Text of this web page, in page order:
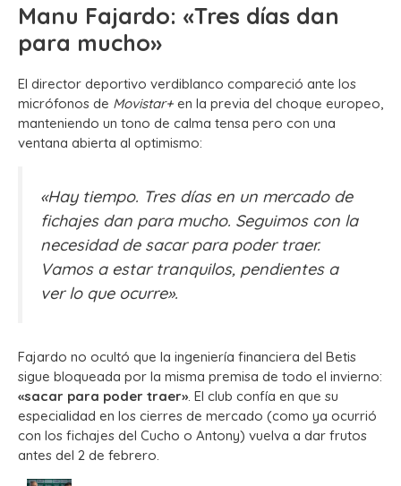
Manu Fajardo: «Tres días dan
para mucho»
El director deportivo verdiblanco compareció ante los
micrófonos de Movistar+ en la previa del choque europeo,
manteniendo un tono de calma tensa pero con una
ventana abierta al optimismo:
«Hay tiempo. Tres días en un mercado de
fichajes dan para mucho. Seguimos con la
necesidad de sacar para poder traer.
Vamos a estar tranquilos, pendientes a
ver lo que ocurre».
Fajardo no ocultó que la ingeniería financiera del Betis
sigue bloqueada por la misma premisa de todo el invierno:
«sacar para poder traer». El club confía en que su
especialidad en los cierres de mercado (como ya ocurrió
con los fichajes del Cucho o Antony) vuelva a dar frutos
antes del 2 de febrero.